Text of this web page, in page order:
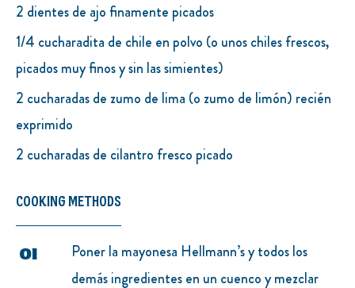
2 dientes de ajo finamente picados
1/4 cucharadita de chile en polvo (o unos chiles frescos,
picados muy finos y sin las simientes)
2 cucharadas de zumo de lima (o zumo de limón) recién
exprimido
2 cucharadas de cilantro fresco picado
COOKING METHODS
Poner la mayonesa Hellmann’s y todos los
demás ingredientes en un cuenco y mezclar